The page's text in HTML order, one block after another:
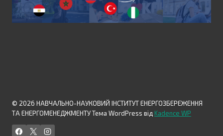
© 2026 НАВЧАЛЬНО-НАУКОВИЙ ІНСТИТУТ ЕНЕРГОЗБЕРЕЖЕННЯ
ТА ЕНЕРГОМЕНЕДЖМЕНТУ Тема WordPress від Kadence WP